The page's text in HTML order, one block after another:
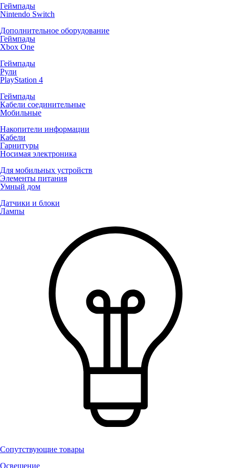
Геймпады
Nintendo Switch
Дополнительное оборудование
Геймпады
Xbox One
Геймпады
Рули
PlayStation 4
Геймпады
Кабели соединительные
Мобильные
Накопители информации
Кабели
Гарнитуры
Носимая электроника
Для мобильных устройств
Элементы питания
Умный дом
Датчики и блоки
Лампы
Сопутствующие товары
Освещение